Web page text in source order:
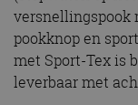
versnellingspook
pookknop en
met Sport-Tex is
leverbaar met